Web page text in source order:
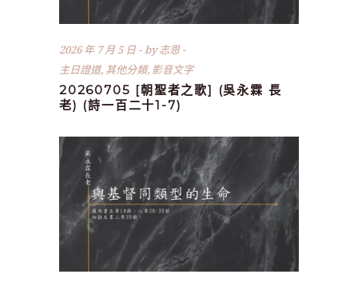
2026 年 7 月 5 日 by志恩
主日證道, 其他分類, 影音文字
20260705 [朝聖者之歌] (吳永霖 長
老) (詩一百二十1-7)